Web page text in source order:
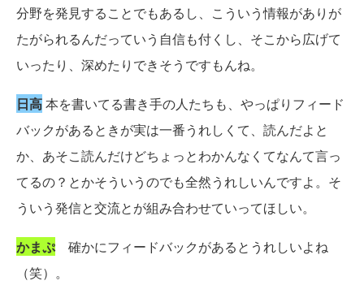
分野を発見することでもあるし、こういう情報がありが
たがられるんだっていう自信も付くし、そこから広げて
いったり、深めたりできそうですもんね。
日高本を書いてる書き手の人たちも、やっぱりフィード
バックがあるときが実は一番うれしくて、読んだよと
か、あそこ読んだけどちょっとわかんなくてなんて言っ
てるの？とかそういうのでも全然うれしいんですよ。そ
ういう発信と交流とが組み合わせていってほしい。
かまぷ確かにフィードバックがあるとうれしいよね
（笑）。